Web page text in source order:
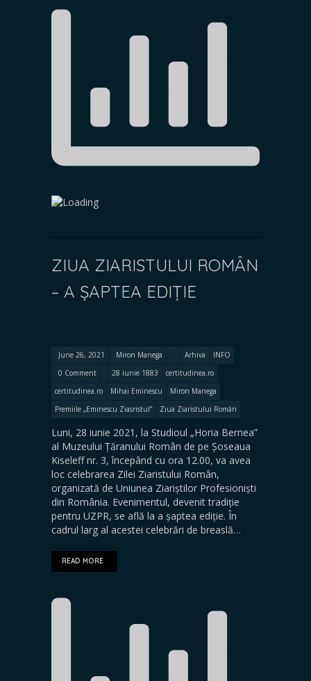
ZIUA ZIARISTULUI ROMÂN
– A ȘAPTEA EDIȚIE
June 26, 2021 Miron Manega Arhiva
INFO
0 Comment
28 iunie 1883
certitudinea.ro
certitudinea.ro
Mihai Eminescu
Miron Manega
Premiile „Eminescu Ziasristul”
Ziua Ziaristului Român
Luni, 28 iunie 2021, la Studioul „Horia Bernea”
al Muzeului Țăranului Român de pe Șoseaua
Kiseleff nr. 3, începând cu ora 12.00, va avea
loc celebrarea Zilei Ziaristului Român,
organizată de Uniunea Ziariștilor Profesioniști
din România. Evenimentul, devenit tradiție
pentru UZPR, se află la a șaptea ediție. În
cadrul larg al acestei celebrări de breaslă…
READ MORE